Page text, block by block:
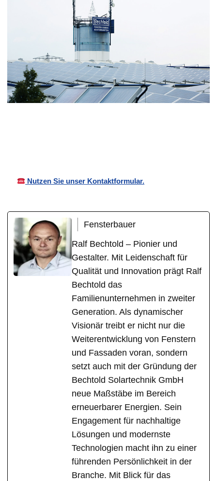
Nutzen Sie unser Kontaktformular.
Fensterbauer
Ralf Bechtold – Pionier und
Gestalter. Mit Leidenschaft für
Qualität und Innovation prägt Ralf
Bechtold das
Familienunternehmen in zweiter
Generation. Als dynamischer
Visionär treibt er nicht nur die
Weiterentwicklung von Fenstern
und Fassaden voran, sondern
setzt auch mit der Gründung der
Bechtold Solartechnik GmbH
neue Maßstäbe im Bereich
erneuerbarer Energien. Sein
Engagement für nachhaltige
Lösungen und modernste
Technologien macht ihn zu einer
führenden Persönlichkeit in der
Branche. Mit Blick für das